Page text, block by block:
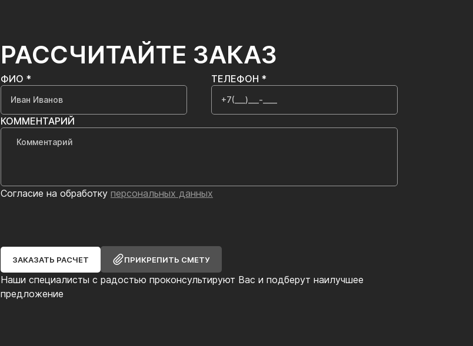
РАССЧИТАЙТЕ ЗАКАЗ
Наши специалисты с радостью проконсультируют Вас и подберут наилучшее
предложение
ФИО * ТЕЛЕФОН *
КОММЕНТАРИЙ
Согласие на обработку персональных данных
ЗАКАЗАТЬ РАСЧЕТ ПРИКРЕПИТЬ СМЕТУ